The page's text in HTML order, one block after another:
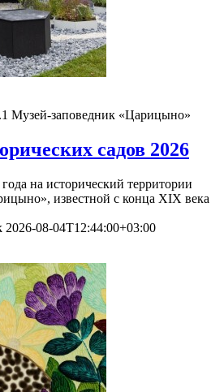
Музей-заповедник «Царицыно»
садов 2026
на исторический территории
известной с конца XIX века
2026-08-04T12:44:00+03:00